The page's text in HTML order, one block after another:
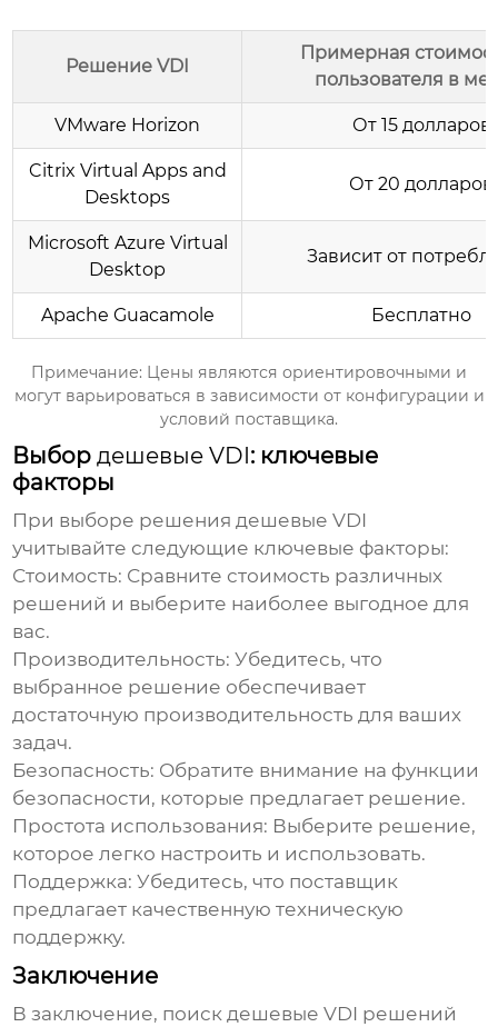
Решение VDI
Примерная
пользователя в
VMware Horizon От 15 долларов
Citrix Virtual Apps and
Desktops
От 20 долларов
Microsoft Azure Virtual
Desktop
Зависит от
Apache Guacamole Бесплатно
Примечание: Цены являются ориентировочными и
могут варьироваться в зависимости от конфигурации и
условий поставщика.
Выбордешевые VDI : ключевые
факторы
При выборе решениядешевые VDI
учитывайте следующие ключевые факторы:
Стоимость: Сравните стоимость различных
решений и выберите наиболее выгодное для
вас.
Производительность: Убедитесь, что
выбранное решение обеспечивает
достаточную производительность для ваших
задач.
Безопасность: Обратите внимание на функции
безопасности, которые предлагает решение.
Простота использования: Выберите решение,
которое легко настроить и использовать.
Поддержка: Убедитесь, что поставщик
предлагает качественную техническую
поддержку.
Заключение
В заключение, поискдешевые VDI решений